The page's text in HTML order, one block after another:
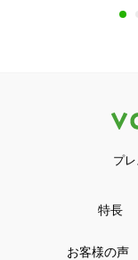
プ
特長
お客様の声